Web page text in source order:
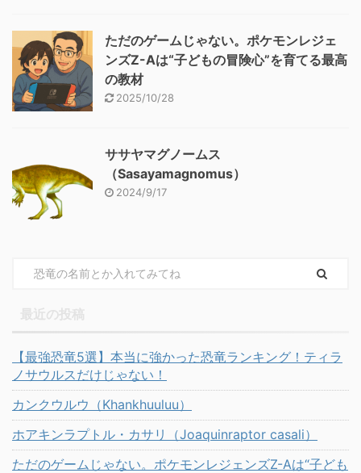
ただのゲームじゃない。ポケモンレジェ
ンズZ-Aは“子どもの冒険心”を育てる最高
の教材
2025/10/28
ササヤマグノームス
（Sasayamagnomus）
2024/9/17
【最強恐竜5選】本当に強かった恐竜ランキング！ティラ
ノサウルスだけじゃない！
カンクウルウ（Khankhuuluu）
ホアキンラプトル・カサリ（Joaquinraptor casali）
ただのゲームじゃない。ポケモンレジェンズZ-Aは“子ども